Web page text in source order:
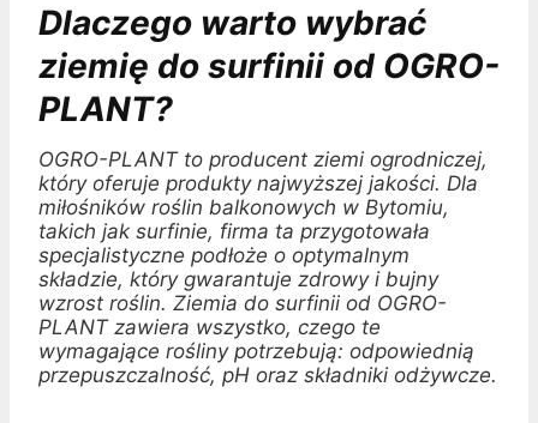
Dlaczego warto wybrać
ziemię do surfinii od OGRO-
PLANT?
OGRO-PLANT to producent ziemi ogrodniczej,
który oferuje produkty najwyższej jakości. Dla
miłośników roślin balkonowych w Bytomiu,
takich jak surfinie, firma ta przygotowała
specjalistyczne podłoże o optymalnym
składzie, który gwarantuje zdrowy i bujny
wzrost roślin. Ziemia do surfinii od OGRO-
PLANT zawiera wszystko, czego te
wymagające rośliny potrzebują: odpowiednią
przepuszczalność, pH oraz składniki odżywcze.